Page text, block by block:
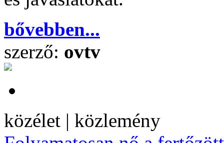
bővebben...
szerző: ovtv
közélet | közlemény